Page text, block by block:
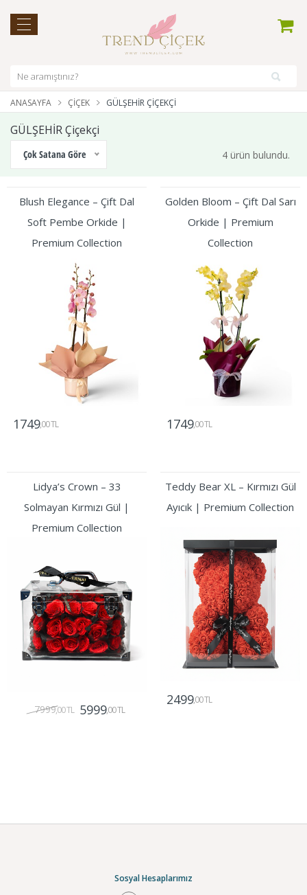
ANASAYFA ÇIÇEK GÜLŞEHİR ÇIÇEKÇI
GÜLŞEHİR Çiçekçi
Çok Satana Göre 4 ürün bulundu.
Blush Elegance – Çift Dal
Soft Pembe Orkide |
Premium Collection
1749,00 TL
Golden Bloom – Çift Dal Sarı
Orkide | Premium
Collection
1749,00 TL
Lidya’s Crown – 33
Solmayan Kırmızı Gül |
Premium Collection
7999,00 TL 5999,00 TL
Teddy Bear XL – Kırmızı Gül
Ayıcık | Premium Collection
2499,00 TL
Sosyal Hesaplarımız